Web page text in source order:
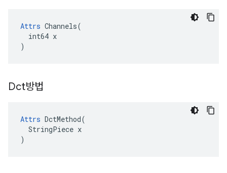
Attrs Channels(
  int64 x
)
Dct방법
Attrs DctMethod(
  StringPiece x
)